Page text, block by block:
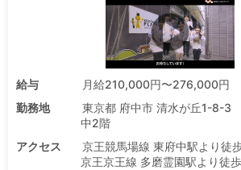
給与
月給210,000円〜276,000円
勤務地
東京都 府中市 清水が丘1-8-3
中2階
アクセス
京王競馬場線 東府中駅より徒
京王京王線 多磨霊園駅より徒